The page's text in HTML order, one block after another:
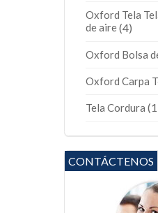
Oxford Tela
de aire(4)
Oxford Bolsa
Oxford Carpa
Tela Cordura
CONTÁCTENOS